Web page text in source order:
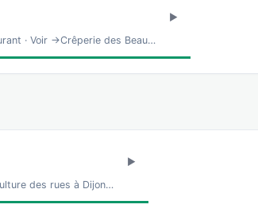
· Voir →Crêperie des Beau…
des rues à Dijon…